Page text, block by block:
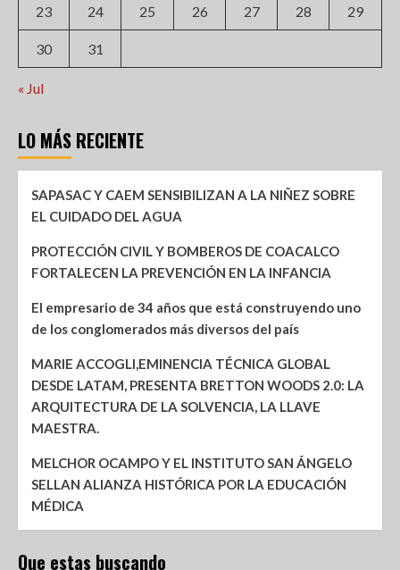
23 24 25 26 27 28 29
30 31
« Jul
LO MÁS RECIENTE
SAPASAC Y CAEM SENSIBILIZAN A LA NIÑEZ SOBRE
EL CUIDADO DEL AGUA
PROTECCIÓN CIVIL Y BOMBEROS DE COACALCO
FORTALECEN LA PREVENCIÓN EN LA INFANCIA
El empresario de 34 años que está construyendo uno
de los conglomerados más diversos del país
MARIE ACCOGLI,EMINENCIA TÉCNICA GLOBAL
DESDE LATAM, PRESENTA BRETTON WOODS 2.0: LA
ARQUITECTURA DE LA SOLVENCIA, LA LLAVE
MAESTRA.
MELCHOR OCAMPO Y EL INSTITUTO SAN ÁNGELO
SELLAN ALIANZA HISTÓRICA POR LA EDUCACIÓN
MÉDICA
Que estas buscando